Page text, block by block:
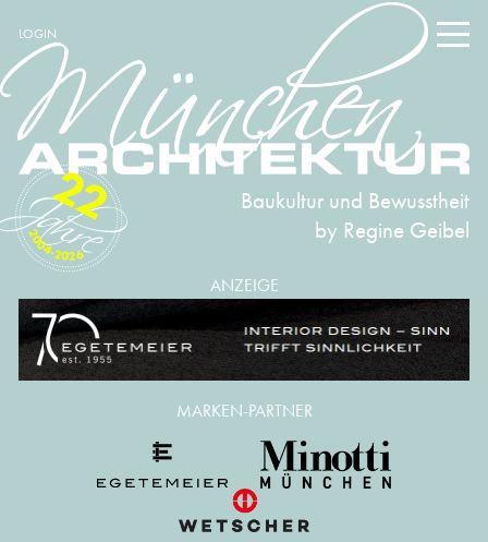
LOGIN
Baukultur und Bewusstheit
by Regine Geibel
2004-2026
22
ANZEIGE